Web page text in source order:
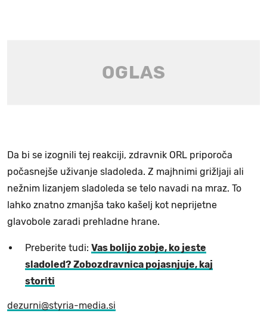
Da bi se izognili tej reakciji, zdravnik ORL priporoča
počasnejše uživanje sladoleda. Z majhnimi grižljaji ali
nežnim lizanjem sladoleda se telo navadi na mraz. To
lahko znatno zmanjša tako kašelj kot neprijetne
glavobole zaradi prehladne hrane.
Preberite tudi: Vas bolijo zobje, ko jeste
sladoled? Zobozdravnica pojasnjuje, kaj
storiti
dezurni@styria-media.si